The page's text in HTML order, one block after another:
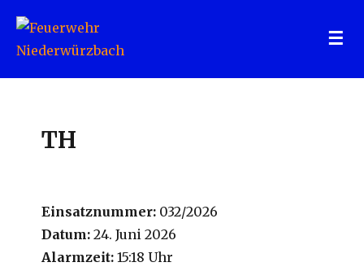
Feuerwehr Niederwürzbach
TH
Einsatznummer: 032/2026
Datum: 24. Juni 2026
Alarmzeit: 15:18 Uhr